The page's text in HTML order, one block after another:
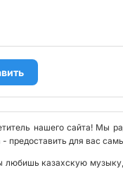
нашего сайта! Мы
- предоставить для вас
любишь казахскую музыку,